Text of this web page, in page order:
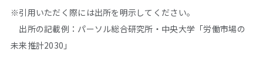
※引用いただく際には出所を明示してください。
出所の記載例：パーソル総合研究所・中央大学「労働市場の
未来推計2030」